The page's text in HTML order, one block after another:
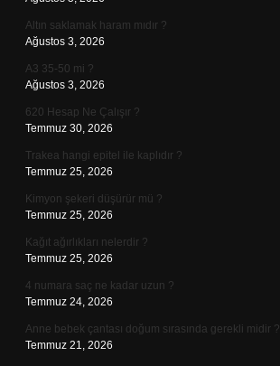
Altın saklamak haram mıdır ?
Ağustos 3, 2026
A3 35-50 mi ?
Ağustos 3, 2026
620 Hesap Ne Çalışır ?
Temmuz 30, 2026
Trakea hangi epitel ile kaplıdır ?
Temmuz 25, 2026
Kimyon şekeri düşürür mü ?
Temmuz 25, 2026
Kağıt ağırlıkları nelerdir ?
Temmuz 25, 2026
4 numara saç ne kadar uzun ?
Temmuz 24, 2026
Anne bebek çantası doğum sırasında gerekli midir ?
Temmuz 21, 2026